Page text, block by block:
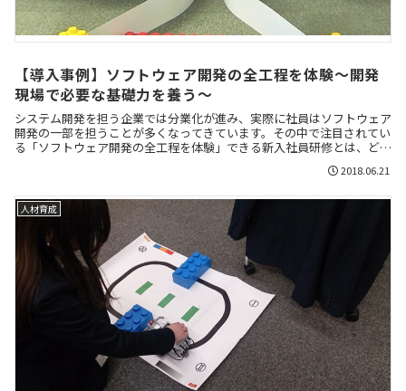
【導入事例】ソフトウェア開発の全工程を体験～開発
現場で必要な基礎力を養う～
システム開発を担う企業では分業化が進み、実際に社員はソフトウェア
開発の一部を担うことが多くなってきています。その中で注目されてい
る「ソフトウェア開発の全工程を体験」できる新入社員研修とは、どの
2018.06.21
人材育成